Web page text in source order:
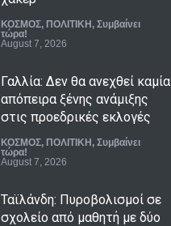
ΚΟΣΜΟΣ, ΠΟΛΙΤΙΚΗ , Συμβαίνει
τώρα!
August 7, 2026
Γαλλία: Δεν θα ανεχθεί καμία
απόπειρα ξένης ανάμιξης
στις προεδρικές εκλογές
ΚΟΣΜΟΣ, ΠΟΛΙΤΙΚΗ , Συμβαίνει
τώρα!
August 7, 2026
Ταϊλάνδη: Πυροβολισμοί σε
σχολείο από μαθητή με δύο